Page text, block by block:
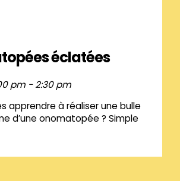
éclatées
pm -2:30 pm
apprendre à réaliser une bulle
d’une onomatopée ? Simple